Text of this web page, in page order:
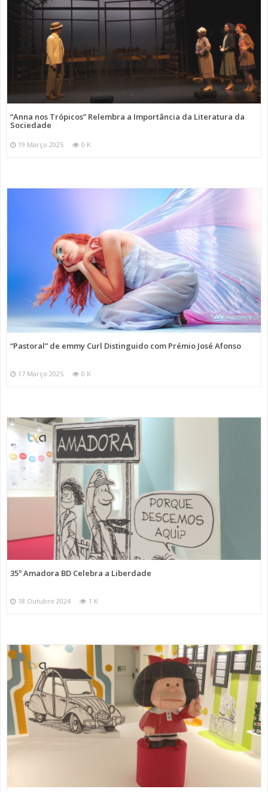
“Anna nos Trópicos” Relembra a Importância da Literatura da
Sociedade
19 Março 2025 0 K
“Pastoral” de emmy Curl Distinguido com Prémio José Afonso
17 Março 2025 0 K
35º Amadora BD Celebra a Liberdade
18 Outubro 2024 1 K